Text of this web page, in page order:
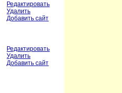
Редактировать
Удалить
Добавить сайт
Редактировать
Удалить
Добавить сайт